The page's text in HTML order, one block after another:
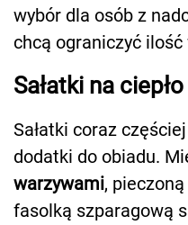
wybór dla osób z
chcą ograniczyć
Sałatki na
Sałatki coraz
dodatki do obiadu.
warzywami,
fasolką szparagową